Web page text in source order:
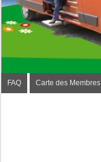
FAQ Carte des Membres